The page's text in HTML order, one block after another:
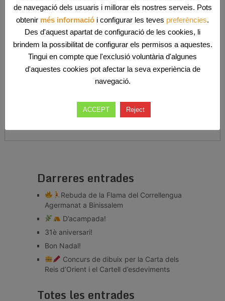
Darreres entrades
Rebuda de la Flama del Correllengua
Agermanat a Binissalem
D’acampada!
31è aniversari!
Bon Nadal!
Concurs de dibuix per la Carta dels
Reis d’Orient i el Cartell d’esdeviments
Totes les entrades
de navegació dels usuaris i millorar els nostres serveis. Pots
obtenir més informació i configurar les teves preferències.
Des d'aquest apartat de configuració de les cookies, li
brindem la possibilitat de configurar els permisos a aquestes.
Tingui en compte que l'exclusió voluntària d'algunes
d'aquestes cookies pot afectar la seva experiència de
navegació.
ACCEPT Reject